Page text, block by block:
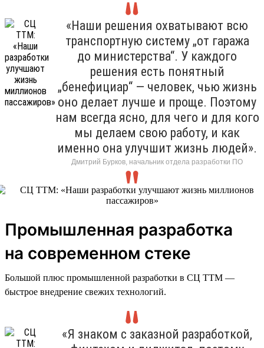
«Наши решения охватывают всю
транспортную систему „от гаража
до министерства“. У каждого
решения есть понятный
„бенефициар“ — человек, чью жизнь
оно делает лучше и проще. Поэтому
нам всегда ясно, для чего и для кого
мы делаем свою работу, и как
именно она улучшит жизнь людей».
Дмитрий Бурков, начальник отдела разработки ПО
Промышленная разработка
на современном стеке
Большой плюс промышленной разработки в СЦ ТТМ —
быстрое внедрение свежих технологий.
«Я знаком с заказной разработкой,